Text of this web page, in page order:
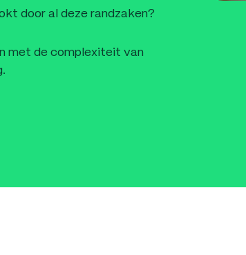
door al deze randzaken?
met de complexiteit van